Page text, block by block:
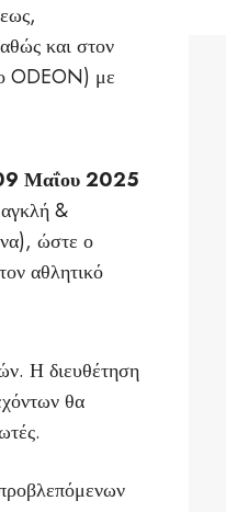
και στον
ODEON) με
Μαΐου 2025
&
ώστε ο
αθλητικό
Η διευθέτηση
θα